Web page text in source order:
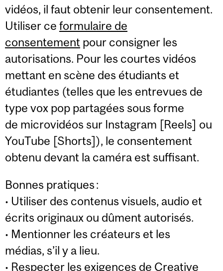
vidéos, il faut obtenir leur consentement.
Utiliser ce formulaire de
consentement pour consigner les
autorisations. Pour les courtes vidéos
mettant en scène des étudiants et
étudiantes (telles que les entrevues de
type vox pop partagées sous forme
de microvidéos sur Instagram [Reels] ou
YouTube [Shorts]), le consentement
obtenu devant la caméra est suffisant.
Bonnes pratiques :
• Utiliser des contenus visuels, audio et
écrits originaux ou dûment autorisés.
• Mentionner les créateurs et les
médias, s’il y a lieu.
• Respecter les exigences de Creative